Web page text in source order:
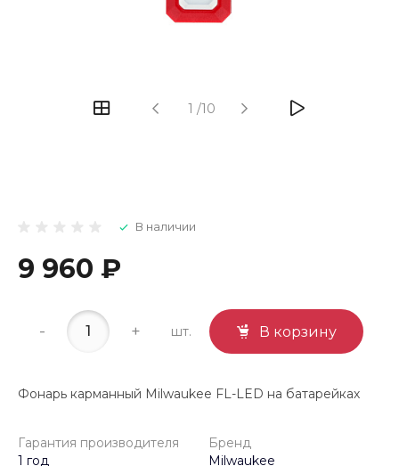
1 /10
В наличии
9 960 ₽
- + шт. В корзину
Фонарь карманный Milwaukee FL-LED на батарейках
Гарантия производителя
1 год
Бренд
Milwaukee